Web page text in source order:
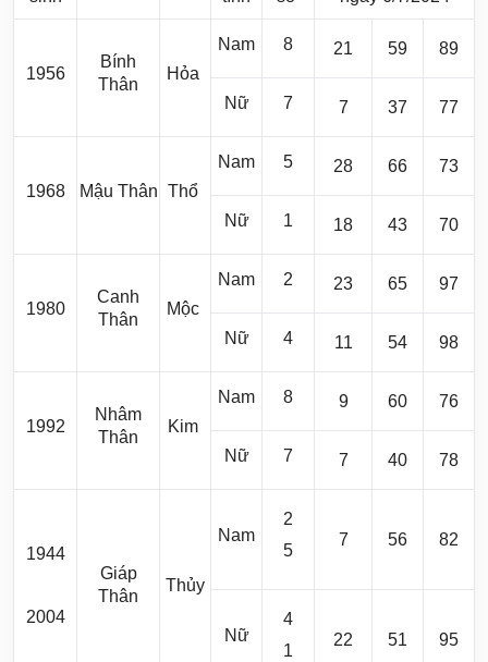
1956
Bính
Thân
Hỏa
Nam 8 21 59 89
Nữ 7 7 37 77
1968 Mậu Thân Thổ
Nam 5 28 66 73
Nữ 1 18 43 70
1980
Canh
Thân
Mộc
Nam 2 23 65 97
Nữ 4 11 54 98
1992
Nhâm
Thân
Kim
Nam 8 9 60 76
Nữ 7 7 40 78
1944
2004
Giáp
Thân
Thủy
Nam
2
5
7 56 82
Nữ
4
1
22 51 95